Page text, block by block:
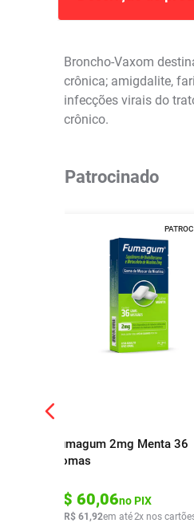
Broncho-Vaxom
crônica; amigdalite,
infecções virais do
crônico.
Patrocinado
Fumagum 2mg Menta 36
Gomas
R$ 60,06no PIX
R$ 61 ,92em até2x nos